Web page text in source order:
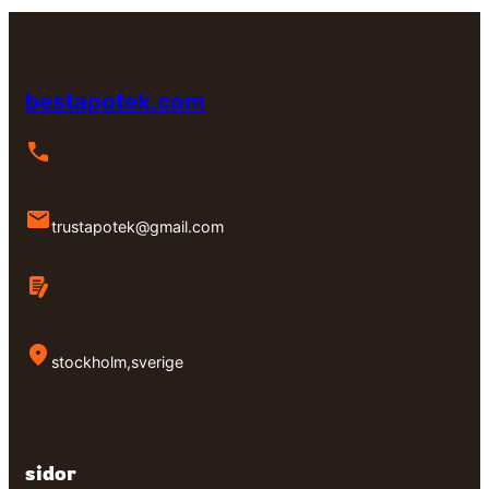
bestapotek.com
trustapotek@gmail.com
stockholm,sverige
sidor